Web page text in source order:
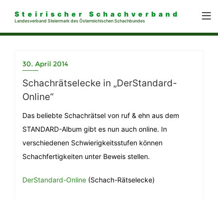
Steirischer Schachverband
Landesverband Steiermark des Österreichischen Schachbundes
30. April 2014
Schachrätselecke in „DerStandard-
Online“
Das beliebte Schachrätsel von ruf & ehn aus dem
STANDARD-Album gibt es nun auch online. In
verschiedenen Schwierigkeitsstufen können
Schachfertigkeiten unter Beweis stellen.
DerStandard-Online (Schach-Rätselecke)